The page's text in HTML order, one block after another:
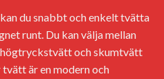
du snabbt och enkelt tvätta
runt. Du kan välja mellan
och skumtvätt
är en modern och